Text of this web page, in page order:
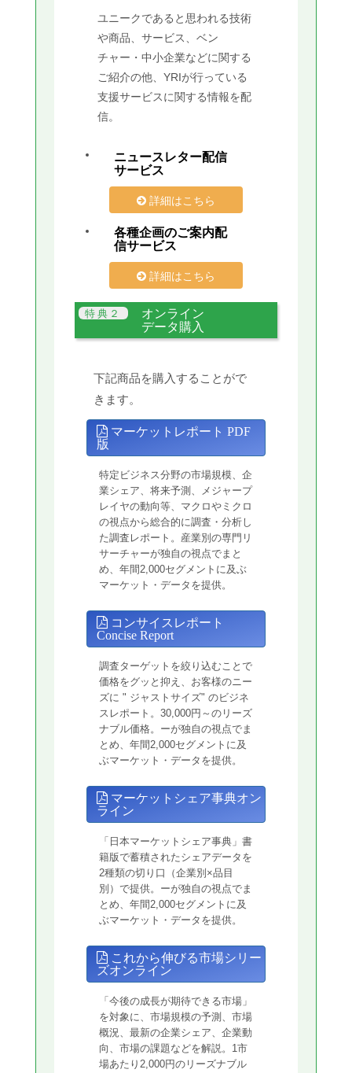
ユニークであると思われる技術
や商品、サービス、ベン
チャー・中小企業などに関する
ご紹介の他、YRIが行っている
支援サービスに関する情報を配
信。
ニュースレター配信
サービス
詳細はこちら
各種企画のご案内配
信サービス
詳細はこちら
オンライン
データ購入
下記商品を購入することがで
きます。
マーケットレポート PDF
版
特定ビジネス分野の市場規模、企
業シェア、将来予測、メジャープ
レイヤの動向等、マクロやミクロ
の視点から総合的に調査・分析し
た調査レポート。産業別の専門リ
サーチャーが独自の視点でまと
め、年間2,000セグメントに及ぶ
マーケット・データを提供。
コンサイスレポート
Concise Report
調査ターゲットを絞り込むことで
価格をグッと抑え、お客様のニー
ズに " ジャストサイズ" のビジネ
スレポート。30,000円～のリーズ
ナブル価格。ーが独自の視点でま
とめ、年間2,000セグメントに及
ぶマーケット・データを提供。
マーケットシェア事典オン
ライン
「日本マーケットシェア事典」書
籍版で蓄積されたシェアデータを
2種類の切り口（企業別×品目
別）で提供。ーが独自の視点でま
とめ、年間2,000セグメントに及
ぶマーケット・データを提供。
これから伸びる市場シリー
ズオンライン
「今後の成長が期待できる市場」
を対象に、市場規模の予測、市場
概況、最新の企業シェア、企業動
向、市場の課題などを解説。1市
場あたり2,000円のリーズナブル